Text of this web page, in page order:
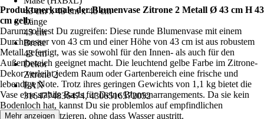
43 cm x 43 cm x 43 cm
Länge
43 cm
Breite
43 cm
Dekor
Zitrone 2
EAN
3164774836474, 4306516572052
Produktmerkmale der Blumenvase Zitrone 2 Metall Ø 43 cm H 43
cm gelb
Darum solltest Du zugreifen: Diese runde Blumenvase mit einem
Durchmesser von 43 cm und einer Höhe von 43 cm ist aus robustem
Metall gefertigt, was sie sowohl für den Innen- als auch für den
Außenbereich geeignet macht. Die leuchtend gelbe Farbe im Zitrone-
Dekor verleiht jedem Raum oder Gartenbereich eine frische und
lebendige Note. Trotz ihres geringen Gewichts von 1,1 kg bietet die
Vase eine stabile Basis für Deine Blumenarrangements. Da sie kein
Bodenloch hat, kannst Du sie problemlos auf empfindlichen
Oberflächen platzieren, ohne dass Wasser austritt.
Mehr anzeigen